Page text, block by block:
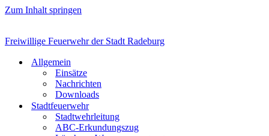
Zum Inhalt springen
Freiwillige Feuerwehr der Stadt Radeburg
Allgemein
Einsätze
Nachrichten
Downloads
Stadtfeuerwehr
Stadtwehrleitung
ABC-Erkundungszug